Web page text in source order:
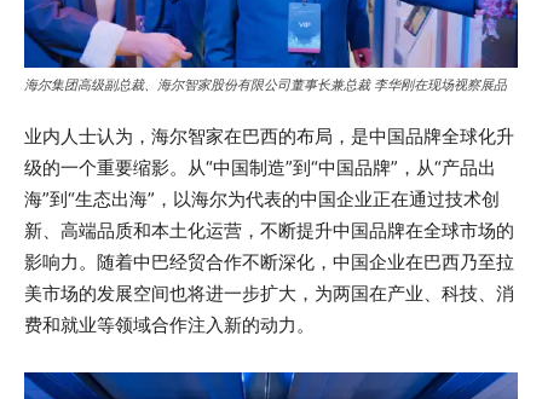
海尔集团高级副总裁、海尔智家股份有限公司董事长兼总裁 李华刚在现场视察展品
业内人士认为，海尔智家在巴西的布局，是中国品牌全球化升
级的一个重要缩影。从“中国制造”到“中国品牌”，从“产品出
海”到“生态出海”，以海尔为代表的中国企业正在通过技术创
新、高端品质和本土化运营，不断提升中国品牌在全球市场的
影响力。随着中巴经贸合作不断深化，中国企业在巴西乃至拉
美市场的发展空间也将进一步扩大，为两国在产业、科技、消
费和就业等领域合作注入新的动力。